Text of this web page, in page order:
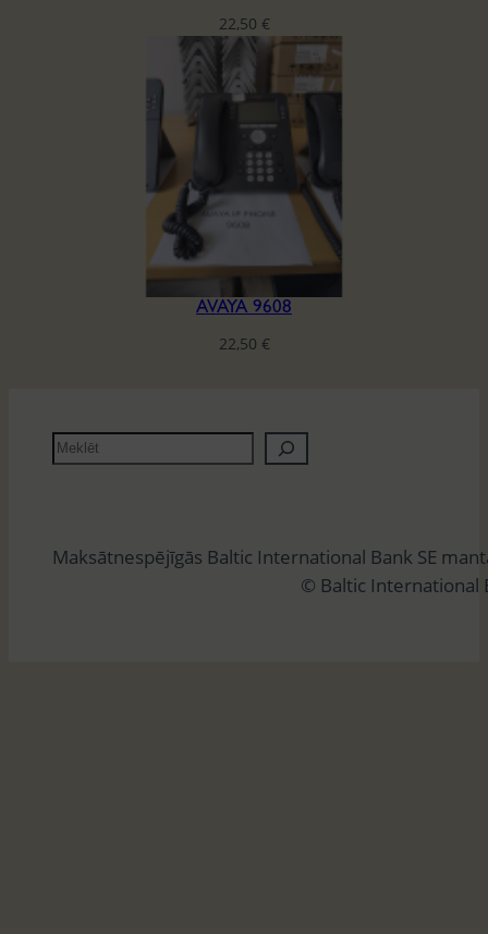
22,50 €
AVAYA 9608
22,50 €
M
e
ē
Maksātnespējīgās Baltic International Bank SE
© Baltic International